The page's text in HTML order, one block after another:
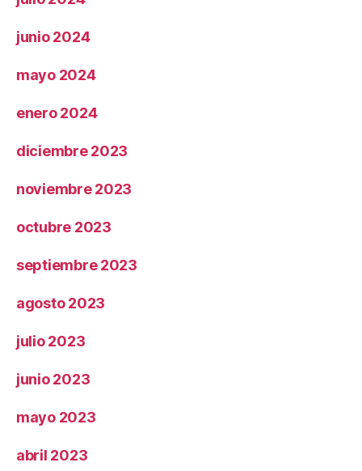
junio 2024
mayo 2024
enero 2024
diciembre 2023
noviembre 2023
octubre 2023
septiembre 2023
agosto 2023
julio 2023
junio 2023
mayo 2023
abril 2023